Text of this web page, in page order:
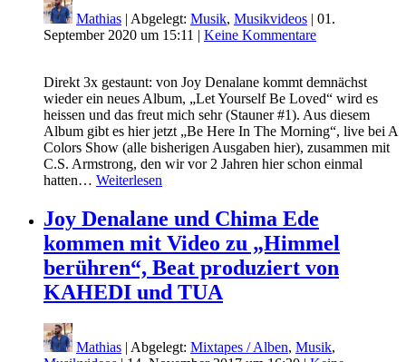
Mathias | Abgelegt: Musik, Musikvideos | 01.
September 2020 um 15:11 | Keine Kommentare
Direkt 3x gestaunt: von Joy Denalane kommt demnächst
wieder ein neues Album, „Let Yourself Be Loved“ wird es
heissen und das freut mich sehr (Stauner #1). Aus diesem
Album gibt es hier jetzt „Be Here In The Morning“, live bei A
Colors Show (alle bisherigen Ausgaben hier), zusammen mit
C.S. Armstrong, den wir vor 2 Jahren hier schon einmal
hatten… Weiterlesen
Joy Denalane und Chima Ede
kommen mit Video zu „Himmel
berühren“, Beat produziert von
KAHEDI und TUA
Mathias | Abgelegt: Mixtapes / Alben, Musik,